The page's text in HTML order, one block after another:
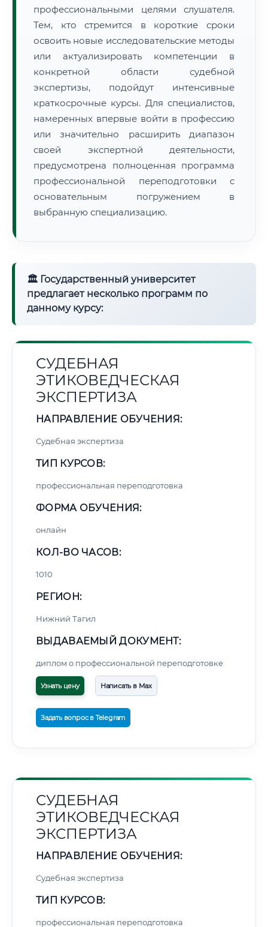
профессиональными целями слушателя.
Тем, кто стремится в короткие сроки
освоить новые исследовательские методы
или актуализировать компетенции в
конкретной области судебной
экспертизы, подойдут интенсивные
краткосрочные курсы. Для специалистов,
намеренных впервые войти в профессию
или значительно расширить диапазон
своей экспертной деятельности,
предусмотрена полноценная программа
профессиональной переподготовки с
основательным погружением в
выбранную специализацию.
🏛 Государственный университет
предлагает несколько программ по
данному курсу:
СУДЕБНАЯ
ЭТИКОВЕДЧЕСКАЯ
ЭКСПЕРТИЗА
НАПРАВЛЕНИЕ ОБУЧЕНИЯ:
Судебная экспертиза
ТИП КУРСОВ:
профессиональная переподготовка
ФОРМА ОБУЧЕНИЯ:
онлайн
КОЛ-ВО ЧАСОВ:
1010
РЕГИОН:
Нижний Тагил
ВЫДАВАЕМЫЙ ДОКУМЕНТ:
диплом о профессиональной переподготовке
Узнать цену Написать в Max
Задать вопрос в Telegram
СУДЕБНАЯ
ЭТИКОВЕДЧЕСКАЯ
ЭКСПЕРТИЗА
НАПРАВЛЕНИЕ ОБУЧЕНИЯ:
Судебная экспертиза
ТИП КУРСОВ:
профессиональная переподготовка